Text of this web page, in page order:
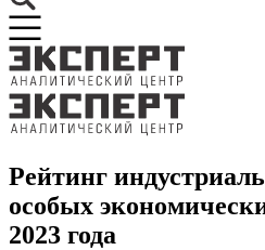
Рейтинг
особых
2023 года